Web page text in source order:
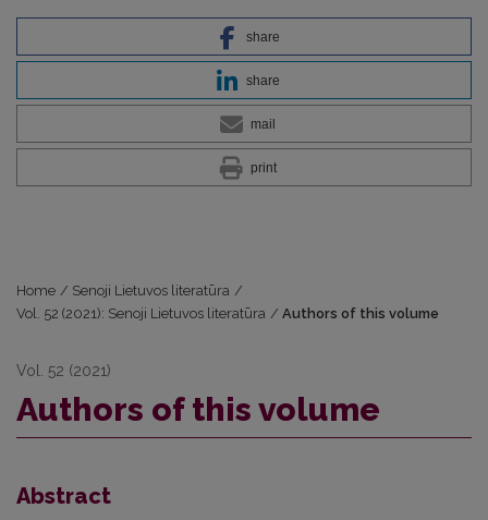
share
share
mail
print
Home / Senoji Lietuvos literatūra /
Vol. 52 (2021): Senoji Lietuvos literatūra / Authors of this volume
Vol. 52 (2021)
Authors of this volume
Abstract